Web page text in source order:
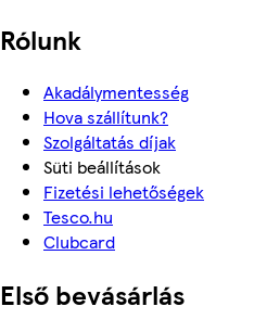
Rólunk
Akadálymentesség
Hova szállítunk?
Szolgáltatás díjak
Süti beállítások
Fizetési lehetőségek
Tesco.hu
Clubcard
Első bevásárlás